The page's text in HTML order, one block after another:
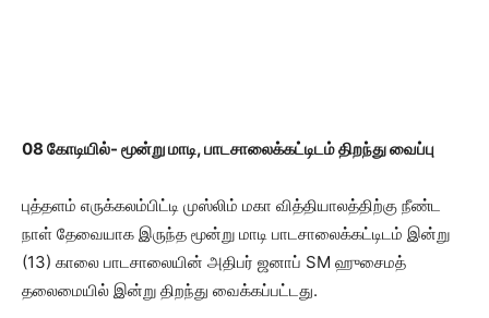
08 கோடியில்- மூன்று மாடி, பாடசாலைக்கட்டிடம் திறந்து வைப்பு
புத்தளம் எருக்கலம்பிட்டி முஸ்லிம் மகா வித்தியாலத்திற்கு நீண்ட
நாள் தேவையாக இருந்த மூன்று மாடி பாடசாலைக்கட்டிடம் இன்று
(13) காலை பாடசாலையின் அதிபர் ஜனாப் SM ஹுசைமத்
தலைமையில் இன்று திறந்து வைக்கப்பட்டது.